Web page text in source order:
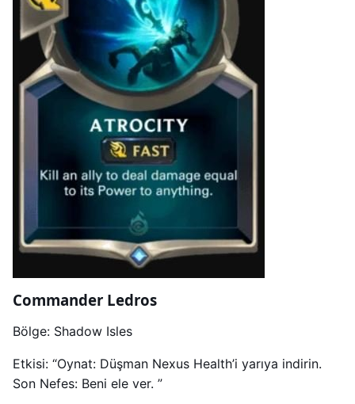
Commander Ledros
Bölge: Shadow Isles
Etkisi: “Oynat: Düşman Nexus Health’i yarıya indirin.
Son Nefes: Beni ele ver. ”